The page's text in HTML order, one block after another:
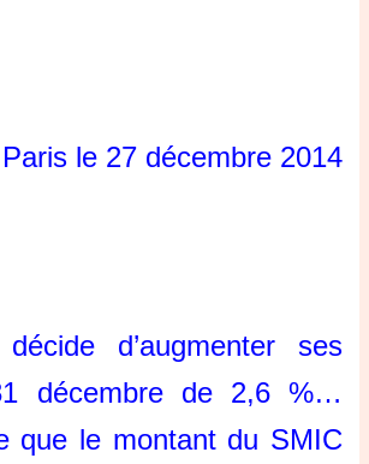
Paris le 27 décembre 2014
d’augmenter ses
décembre de 2,6 %…
que le montant du SMIC